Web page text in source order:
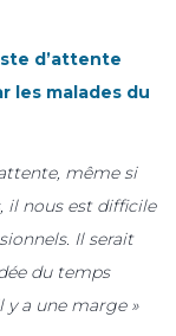
d’attente
les malades du
même si
il nous est difficile
Il serait
du temps
y a une marge »